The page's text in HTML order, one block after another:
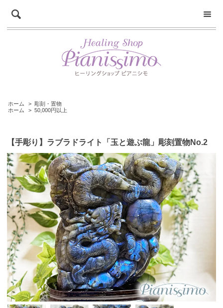
ホーム > 彫刻・置物
ホーム
> 50,000円以上
【手彫り】ラブラドライト「玉と遊ぶ龍」彫刻置物No.2